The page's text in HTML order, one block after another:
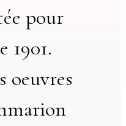
pour
1901.
oeuvres